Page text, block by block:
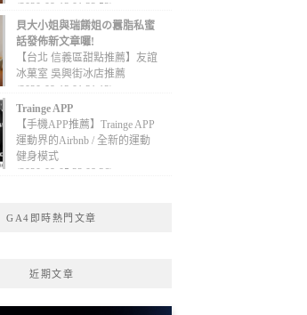
(2020-09-13 01:32:52)
貝大小姐與瑞餚姐の囂脂私蜜
話發佈新文章囉!
【台北 信義區甜點推薦】友誼
冰菓室 吳興街冰店推薦
(2020-09-13 01:31:12)
Trainge APP
【手機APP推薦】Trainge APP
運動界的Airbnb / 全新的運動
健身模式
(2020-09-05 22:08:36)
GA4即時熱門文章
近期文章